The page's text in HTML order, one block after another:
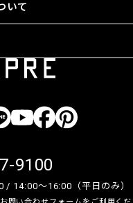
いて
9100
/ 14:00〜16:00（平日のみ）